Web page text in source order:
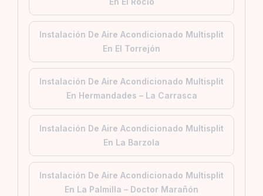
Instalación De Aire Acondicionado Multisplit
En El Torrejón
Instalación De Aire Acondicionado Multisplit
En Hermandades – La Carrasca
Instalación De Aire Acondicionado Multisplit
En La Barzola
Instalación De Aire Acondicionado Multisplit
En La Palmilla – Doctor Marañón